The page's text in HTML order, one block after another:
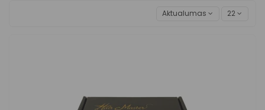
Aktualumas 22